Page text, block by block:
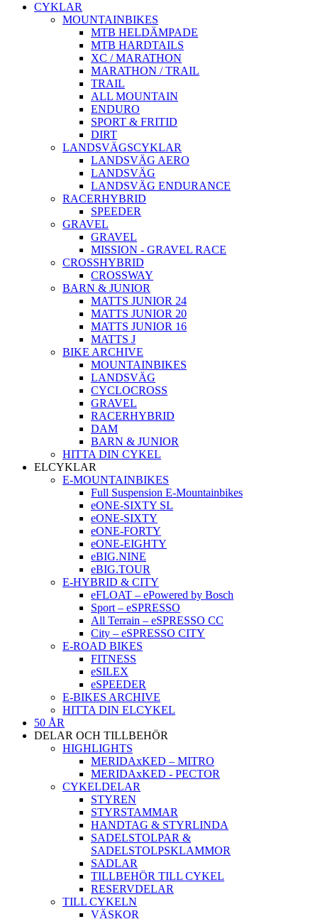
CYKLAR
MOUNTAINBIKES
MTB HELDÄMPADE
MTB HARDTAILS
XC / MARATHON
MARATHON / TRAIL
TRAIL
ALL MOUNTAIN
ENDURO
SPORT & FRITID
DIRT
LANDSVÄGSCYKLAR
LANDSVÄG AERO
LANDSVÄG
LANDSVÄG ENDURANCE
RACERHYBRID
SPEEDER
GRAVEL
GRAVEL
MISSION - GRAVEL RACE
CROSSHYBRID
CROSSWAY
BARN & JUNIOR
MATTS JUNIOR 24
MATTS JUNIOR 20
MATTS JUNIOR 16
MATTS J
BIKE ARCHIVE
MOUNTAINBIKES
LANDSVÄG
CYCLOCROSS
GRAVEL
RACERHYBRID
DAM
BARN & JUNIOR
HITTA DIN CYKEL
ELCYKLAR
E-MOUNTAINBIKES
Full Suspension E-Mountainbikes
eONE-SIXTY SL
eONE-SIXTY
eONE-FORTY
eONE-EIGHTY
eBIG.NINE
eBIG.TOUR
E-HYBRID & CITY
eFLOAT – ePowered by Bosch
Sport – eSPRESSO
All Terrain – eSPRESSO CC
City – eSPRESSO CITY
E-ROAD BIKES
FITNESS
eSILEX
eSPEEDER
E-BIKES ARCHIVE
HITTA DIN ELCYKEL
50 ÅR
DELAR OCH TILLBEHÖR
HIGHLIGHTS
MERIDAxKED – MITRO
MERIDAxKED - PECTOR
CYKELDELAR
STYREN
STYRSTAMMAR
HANDTAG & STYRLINDA
SADELSTOLPAR &
SADELSTOLPSKLAMMOR
SADLAR
TILLBEHÖR TILL CYKEL
RESERVDELAR
TILL CYKELN
VÄSKOR